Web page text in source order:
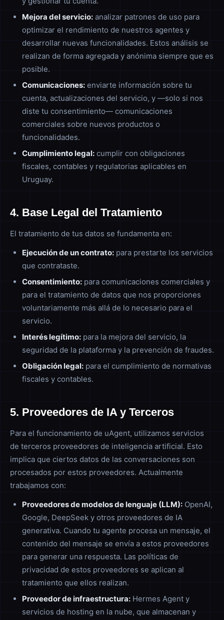
Mejora del servicio: analizar patrones de uso para
optimizar el rendimiento de nuestros agentes y
desarrollar nuevas funcionalidades. Estos análisis se
realizan de forma agregada y anónima siempre que es
posible.
Comunicaciones: enviarte información sobre tu
cuenta, actualizaciones del servicio, y —solo si nos
diste tu consentimiento— comunicaciones
comerciales sobre nuevos productos o
funcionalidades.
Cumplimiento legal: cumplir con obligaciones
fiscales, contables y regulatorias aplicables en
Uruguay.
4. Base Legal del Tratamiento
El tratamiento de tus datos se fundamenta en:
Ejecución de un contrato: para prestarte los servicios
que contrataste.
Consentimiento: para comunicaciones comerciales y
para el tratamiento de datos que nos proporciones
voluntariamente más allá de lo necesario para el
servicio.
Interés legítimo: para la mejora del servicio, la
seguridad de la plataforma y la prevención de fraudes.
Obligación legal: para el cumplimiento de normativas
fiscales y contables.
5. Proveedores de IA y Terceros
Para el funcionamiento de uAgent, utilizamos servicios
de terceros proveedores de inteligencia artificial. Esto
implica que ciertos datos de las conversaciones son
procesados por estos proveedores. Actualmente
trabajamos con:
Proveedores de modelos de lenguaje (LLM): OpenAI,
Google, DeepSeek y otros proveedores de IA
generativa. Cuando tu agente procesa un mensaje, el
contenido del mensaje se envía a estos proveedores
para generar una respuesta. Las políticas de
privacidad de estos proveedores se aplican al
tratamiento que ellos realizan.
Proveedor de infraestructura: Hermes Agent y
servicios de hosting en la nube, que almacenan y